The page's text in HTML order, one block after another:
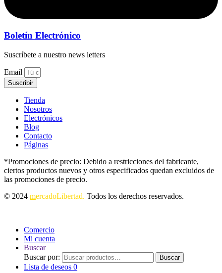
Boletín Electrónico
Suscríbete a nuestro news letters
Email
Suscribir
Tienda
Nosotros
Electrónicos
Blog
Contacto
Páginas
*Promociones de precio: Debido a restricciones del fabricante,
ciertos productos nuevos y otros especificados quedan excluidos de
las promociones de precio.
© 2024 mercadoLibertad. Todos los derechos reservados.
Comercio
Mi cuenta
Buscar
Buscar por:
Buscar
Lista de deseos 0